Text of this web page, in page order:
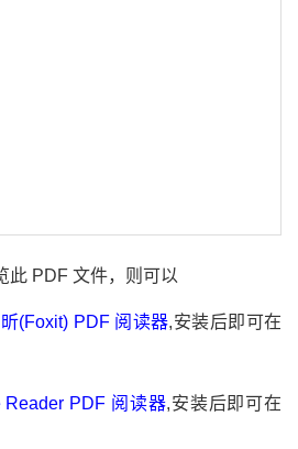
此 PDF 文件，则可以
(Foxit) PDF 阅读器,安装后即可在
Reader PDF 阅读器,安装后即可在